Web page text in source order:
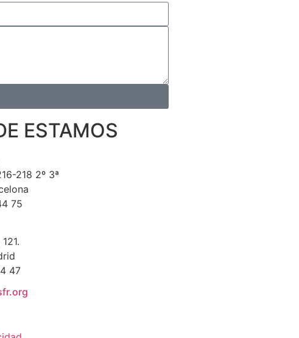
ESTAMOS
218 2º 3ª
75
47